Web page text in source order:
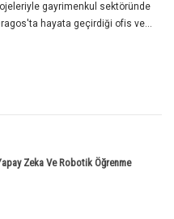
gayrimenkul sektöründe
hayata geçirdiği ofis ve...
Zeka Ve Robotik Öğrenme